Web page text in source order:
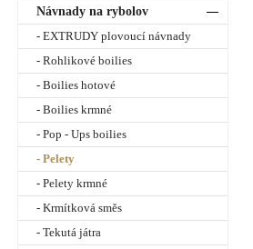
Návnady na rybolov
- EXTRUDY plovoucí návnady
- Rohlikové boilies
- Boilies hotové
- Boilies krmné
- Pop - Ups boilies
- Pelety
- Pelety krmné
- Krmítková směs
- Tekutá játra